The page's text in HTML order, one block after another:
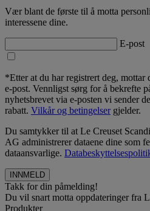
Vær blant de første til å motta
interessene dine.
E-post
*Etter at du har registrert deg, mottar
e-post. Vennligst sørg for å bekrefte
nyhetsbrevet via e-posten vi sender
rabatt. Vilkår og betingelsergjelder.
Du samtykker til at Le Creuset
AG administrerer dataene dine som
dataansvarlige.
Takk for din påmelding!
Du vil snart motta oppdateringer fra
Produkter